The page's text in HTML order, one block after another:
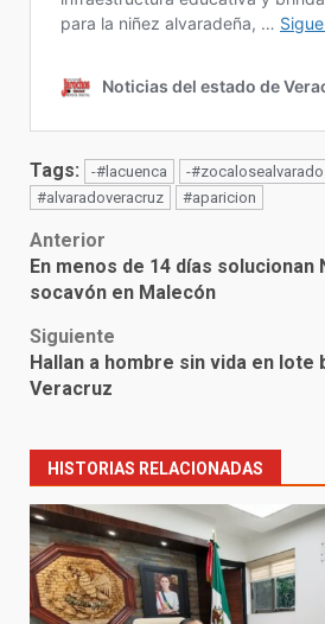
Tags: -#lacuenca -#zocalosealvarado
#alvaradoveracruz
#aparicion
Post
navigation
Anterior
En menos de 14 días solucionan
socavón en Malecón
Siguiente
Hallan a hombre sin vida en lote
Veracruz
HISTORIAS RELACIONADAS